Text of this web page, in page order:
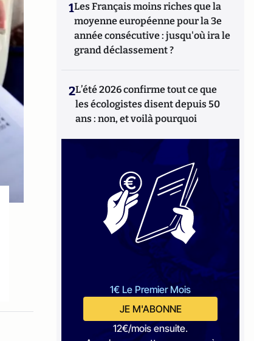
1Les Français moins riches que la
moyenne européenne pour la 3e
année consécutive : jusqu'où ira le
grand déclassement ?
2L’été 2026 confirme tout ce que
les écologistes disent depuis 50
ans : non, et voilà pourquoi
1€ Le Premier Mois
JE M'ABONNE
12€/mois ensuite.